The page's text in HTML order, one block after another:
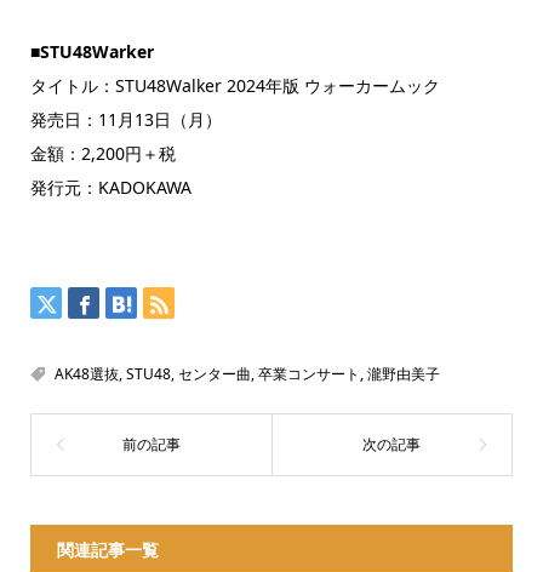
■STU48Warker
タイトル：STU48Walker 2024年版 ウォーカームック
発売日：11月13日（月）
金額：2,200円＋税
発行元：KADOKAWA
AK48選抜,STU48,センター曲,卒業コンサート ,瀧野由美子
関連記事一覧